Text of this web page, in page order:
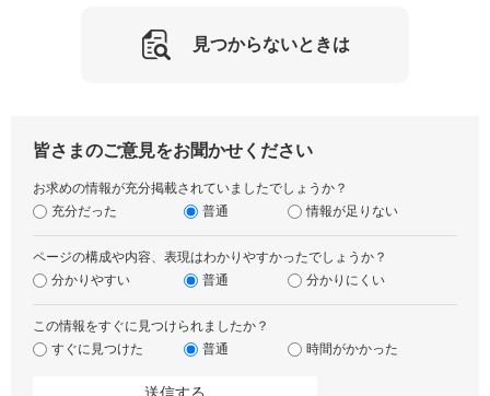
見つからないときは
皆さまのご意見をお聞かせください
お求めの情報が充分掲載されていましたでしょうか？
充分だった
普通 情報が足りない
ページの構成や内容、表現はわかりやすかったでしょうか？
分かりやすい
普通 分かりにくい
この情報をすぐに見つけられましたか？
すぐに見つけた
普通 時間がかかった